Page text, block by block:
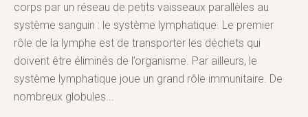
corps par un réseau de petits vaisseaux parallèles au
système sanguin : le système lymphatique. Le premier
rôle de la lymphe est de transporter les déchets qui
doivent être éliminés de l’organisme. Par ailleurs, le
système lymphatique joue un grand rôle immunitaire. De
nombreux globules...